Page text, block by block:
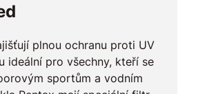
plnou ochranu proti UV
ideální pro všechny, kteří se
sportům a vodním